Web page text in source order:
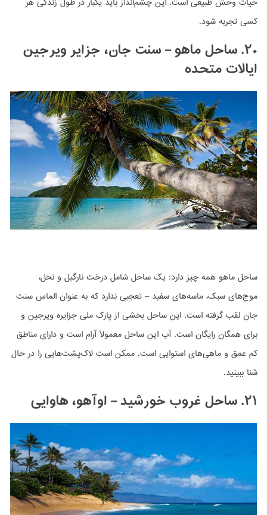
حیات وحش طبیعی است. این چشم‌انداز باید یکبار در طول زندگی هر
کسی تجربه شود.
۲۰. ساحل ماهو – سنت جان، جزایر ویرجین
ایالات متحده
ساحل ماهو همه چیز دارد: یک ساحل شامل درخت نارگیل و نخل،
موج‌های سبک، ماسه‌های سفید – تعجبی ندارد که به عنوان الماس سنت
جان لقب گرفته است. این ساحل بخشی از پارک ملی جزایره ویرجین و
برای همگان رایگان است. آب این ساحل معمولأ آرام است و دارای مناطق
کم عمق و ماهی‌های استوایی است. ممکن است لاک‌پشت‌هایی را در حال
شنا ببینید.
۲۱. ساحل غروب خورشید – اوآهو، هاوایی